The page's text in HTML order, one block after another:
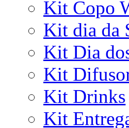
Kit Copo
Kit dia da
Kit Dia
Kit
Kit Drinks
Kit